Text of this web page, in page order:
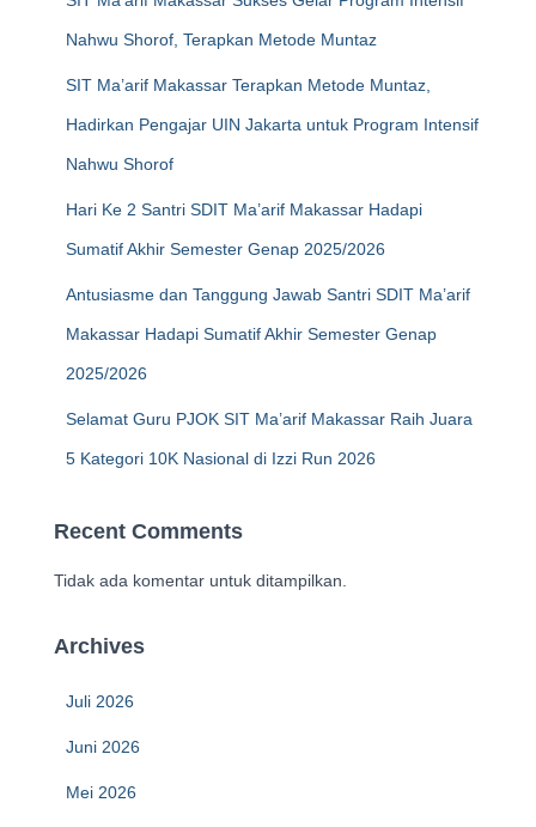
Nahwu Shorof, Terapkan Metode Muntaz
SIT Ma’arif Makassar Terapkan Metode Muntaz,
Hadirkan Pengajar UIN Jakarta untuk Program Intensif
Nahwu Shorof
Hari Ke 2 Santri SDIT Ma’arif Makassar Hadapi
Sumatif Akhir Semester Genap 2025/2026
Antusiasme dan Tanggung Jawab Santri SDIT Ma’arif
Makassar Hadapi Sumatif Akhir Semester Genap
2025/2026
Selamat Guru PJOK SIT Ma’arif Makassar Raih Juara
5 Kategori 10K Nasional di Izzi Run 2026
Recent Comments
Tidak ada komentar untuk ditampilkan.
Archives
Juli 2026
Juni 2026
Mei 2026